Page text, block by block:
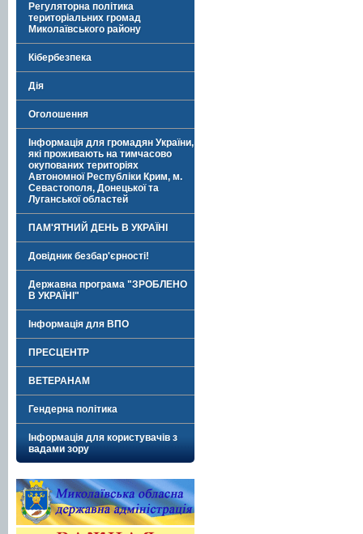
Регуляторна політика
територіальних громад
Миколаївського району
Кібербезпека
Дія
Оголошення
Інформація для громадян України,
які проживають на тимчасово
окупованих територіях
Автономної Республіки Крим, м.
Севастополя, Донецької та
Луганської областей
ПАМ'ЯТНИЙ ДЕНЬ В УКРАЇНІ
Довідник безбар'єрності!
Державна програма "ЗРОБЛЕНО
В УКРАЇНІ"
Інформація для ВПО
ПРЕСЦЕНТР
ВЕТЕРАНАМ
Гендерна політика
Інформація для користувачів з
вадами зору